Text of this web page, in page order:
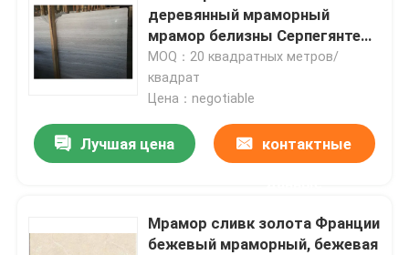
деревянный мраморный
мрамор белизны Серпегянте
китайца плиты
MOQ：20 квадратных метров/
квадрат
Цена：negotiable
Лучшая цена контактные
Мрамор сливк золота Франции
бежевый мраморный, бежевая